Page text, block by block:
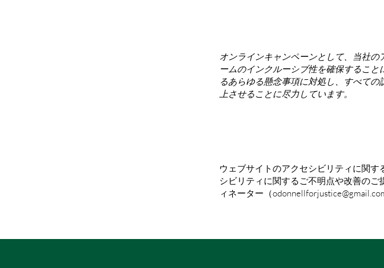
オンラインキャンペーンとして、当社
ームのインクルーシブ性を確保するこ
るあらゆる懸念事項に対処し、すべて
上させることに尽力しています。
ウェブサイトのアクセシビリティに関
シビリティに関するご不明点や改善の
ィネーター（